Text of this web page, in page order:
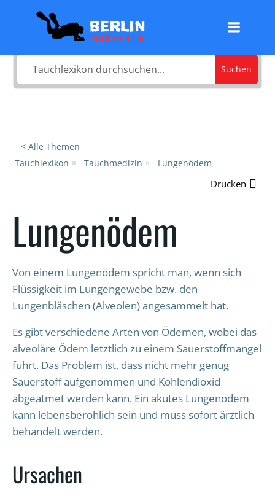
Inhalt
springen
Was sucht du?
Suchen
< Alle Themen
Tauchlexikon
Tauchmedizin Lungenödem
Drucken
Lungenödem
Von einem Lungenödem spricht man, wenn sich
Flüssigkeit im Lungengewebe bzw. den
Lungenbläschen (Alveolen) angesammelt hat.
Es gibt verschiedene Arten von Ödemen, wobei das
alveoläre Ödem letztlich zu einem Sauerstoffmangel
führt. Das Problem ist, dass nicht mehr genug
Sauerstoff aufgenommen und Kohlendioxid
abgeatmet werden kann. Ein akutes Lungenödem
kann lebensberohlich sein und muss sofort ärztlich
behandelt werden.
Ursachen